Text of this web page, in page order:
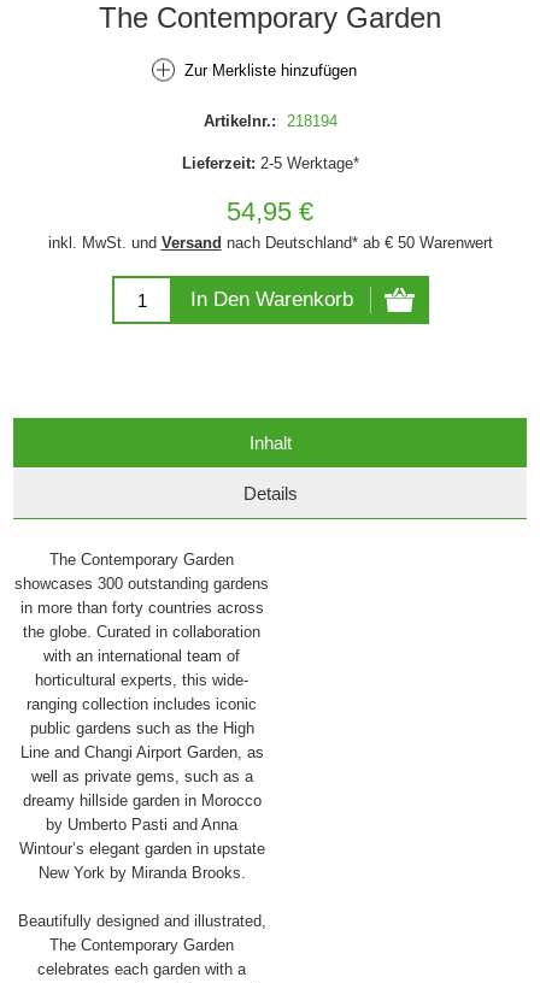
The Contemporary Garden
Zur Merkliste hinzufügen
Artikelnr.: 218194
Lieferzeit: 2-5 Werktage*
54,95 €
inkl. MwSt. und Versand nach Deutschland* ab € 50 Warenwert
In Den Warenkorb
Inhalt
Details
The Contemporary Garden
showcases 300 outstanding gardens
in more than forty countries across
the globe. Curated in collaboration
with an international team of
horticultural experts, this wide-
ranging collection includes iconic
public gardens such as the High
Line and Changi Airport Garden, as
well as private gems, such as a
dreamy hillside garden in Morocco
by Umberto Pasti and Anna
Wintour’s elegant garden in upstate
New York by Miranda Brooks.
Beautifully designed and illustrated,
The Contemporary Garden
celebrates each garden with a